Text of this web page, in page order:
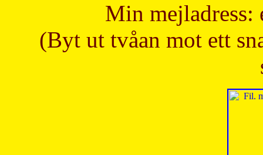
Min mejladress:
(Byt ut tvåan mot ett